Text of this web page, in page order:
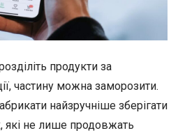
продукти за
частину можна заморозити.
найзручніше зберігати
які не лише продовжать